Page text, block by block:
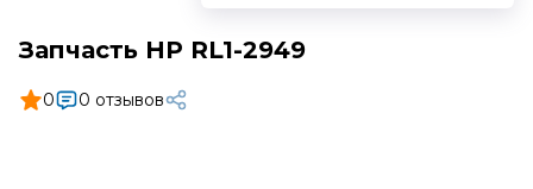
Запчасть HP RL1-2949
0 0 отзывов